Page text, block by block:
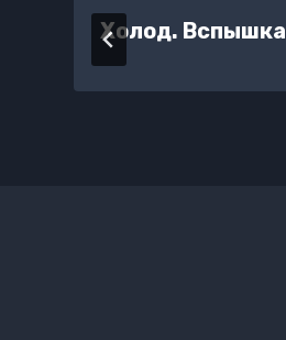
Холод. Вспышка